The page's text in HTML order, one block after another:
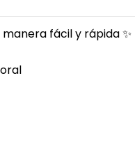
fácil y rápida ✨